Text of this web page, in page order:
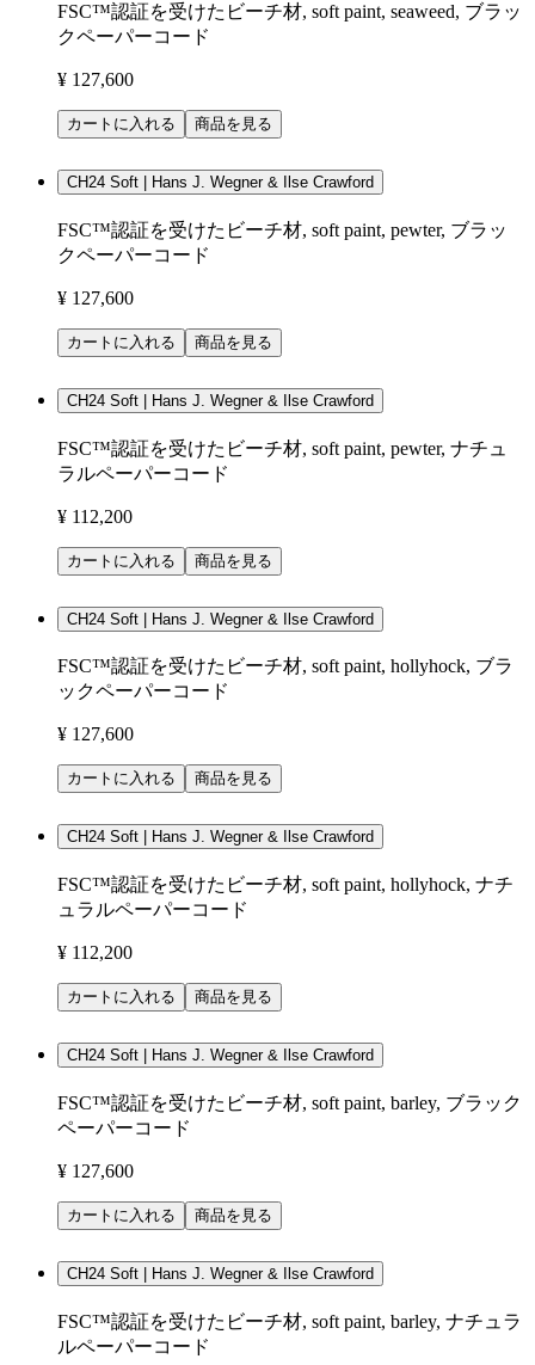
FSC™認証を受けたビーチ材, soft paint, seaweed, ブラッ
クペーパーコード
¥ 127,600
カートに入れる 商品を見る
CH24 Soft | Hans J. Wegner & Ilse Crawford
FSC™認証を受けたビーチ材, soft paint, pewter, ブラッ
クペーパーコード
¥ 127,600
カートに入れる 商品を見る
CH24 Soft | Hans J. Wegner & Ilse Crawford
FSC™認証を受けたビーチ材, soft paint, pewter, ナチュ
ラルペーパーコード
¥ 112,200
カートに入れる 商品を見る
CH24 Soft | Hans J. Wegner & Ilse Crawford
FSC™認証を受けたビーチ材, soft paint, hollyhock, ブラ
ックペーパーコード
¥ 127,600
カートに入れる 商品を見る
CH24 Soft | Hans J. Wegner & Ilse Crawford
FSC™認証を受けたビーチ材, soft paint, hollyhock, ナチ
ュラルペーパーコード
¥ 112,200
カートに入れる 商品を見る
CH24 Soft | Hans J. Wegner & Ilse Crawford
FSC™認証を受けたビーチ材, soft paint, barley, ブラック
ペーパーコード
¥ 127,600
カートに入れる 商品を見る
CH24 Soft | Hans J. Wegner & Ilse Crawford
FSC™認証を受けたビーチ材, soft paint, barley, ナチュラ
ルペーパーコード